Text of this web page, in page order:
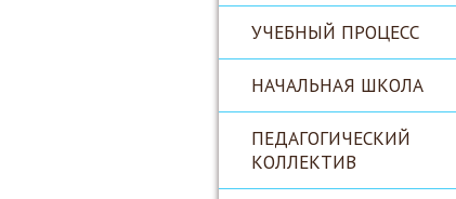
УЧЕБНЫЙ ПРОЦЕСС
НАЧАЛЬНАЯ ШКОЛА
ПЕДАГОГИЧЕСКИЙ
КОЛЛЕКТИВ